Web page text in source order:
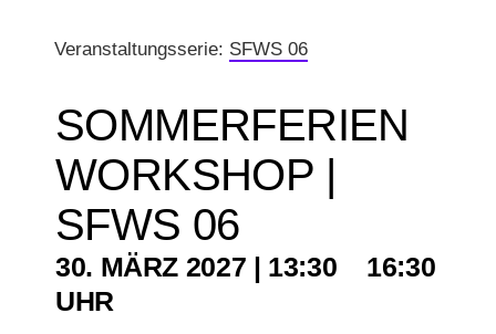
KUNSTSCHULE
KRONBERGER MALERKOLONIE
NACH:
Veranstaltungsserie: SFWS 06
SOMMERFERIEN
WORKSHOP |
SFWS 06
30. MÄRZ 2027 | 13:30 16:30